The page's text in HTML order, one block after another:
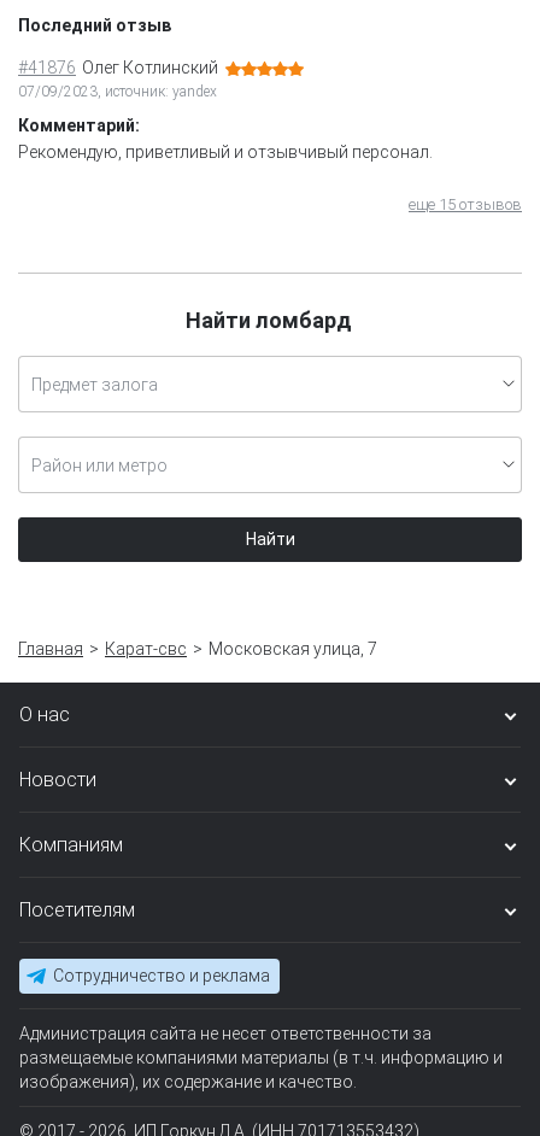
Последний отзыв
#41876 Олег Котлинский
07/09/2023, источник: yandex
Комментарий:
Рекомендую, приветливый и отзывчивый персонал.
еще 15 отзывов
Найти ломбард
Предмет залога
Район или метро
Найти
Главная Карат-свс Московская улица, 7
О нас
Новости
Компаниям
Посетителям
Сотрудничество и реклама
Администрация сайта не несет ответственности за
размещаемые компаниями материалы (в т.ч. информацию и
изображения), их содержание и качество.
© 2017 - 2026, ИП Горкун Д.А. (ИНН 701713553432)